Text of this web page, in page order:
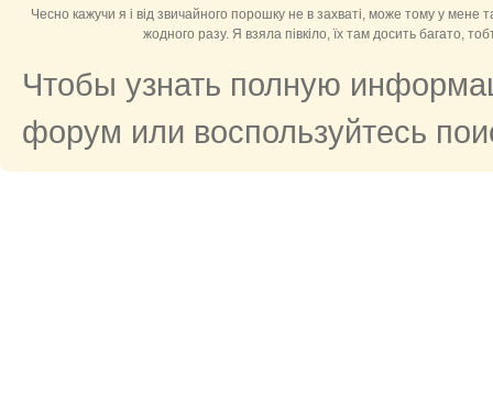
Чесно кажучи я і від звичайного порошку не в захваті, може тому у
жодного разу. Я взяла півкіло, їх там досить багато,
Чтобы узнать полную
форум или воспользуйтесь